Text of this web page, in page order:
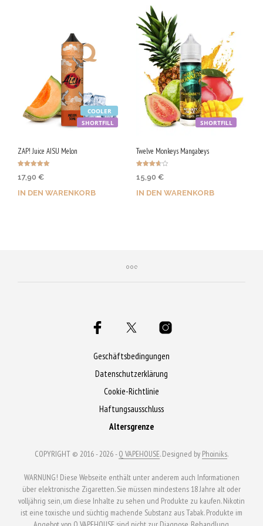
SHORTFILL
COOLER
ZAP! Juice AISU Melon
5.00
17,90 €
IN DEN WARENKORB
SHORTFILL
Twelve Monkeys Mangabeys
mit
von 5
15,90 €
IN DEN WARENKORB
Geschäftsbedingungen
Datenschutzerklärung
Cookie-Richtlinie
Haftungsausschluss
Altersgrenze
COPYRIGHT © 2016 - 2026 -Q VAPEHOUSE. Designed by Phoiniks.
WARNUNG! Diese Webseite enthält unter anderem auch Informationen
über elektronische Zigaretten. Sie müssen mindestens 18 Jahre alt oder
volljährig sein, um diese Inhalte zu sehen und Produkte zu kaufen. Nikotin
ist eine toxische und süchtig machende Substanz aus Tabak. Produkte im